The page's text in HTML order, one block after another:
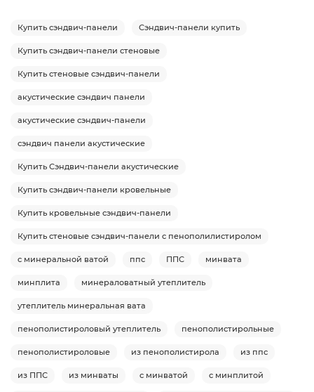
Купить сэндвич-панели Сэндвич-панели купить
Купить сэндвич-панели стеновые
Купить стеновые сэндвич-панели
акустические сэндвич панели
акустические сэндвич-панели
сэндвич панели акустические
Купить Сэндвич-панели акустические
Купить сэндвич-панели кровельные
Купить кровельные сэндвич-панели
Купить стеновые сэндвич-панели с пенополилистиролом
с минеральной ватой ппс ППС минвата
минплита минераловатный утеплитель
утеплитель минеральная вата
пенополистироловый утеплитель пенополистирольные
пенополистироловые из пенополистирола из ппс
из ППС из минваты с минватой с минплитой